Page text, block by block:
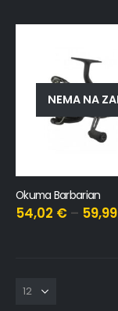
NEMA NA
Okuma Barbarian
54,02 € – 59,99